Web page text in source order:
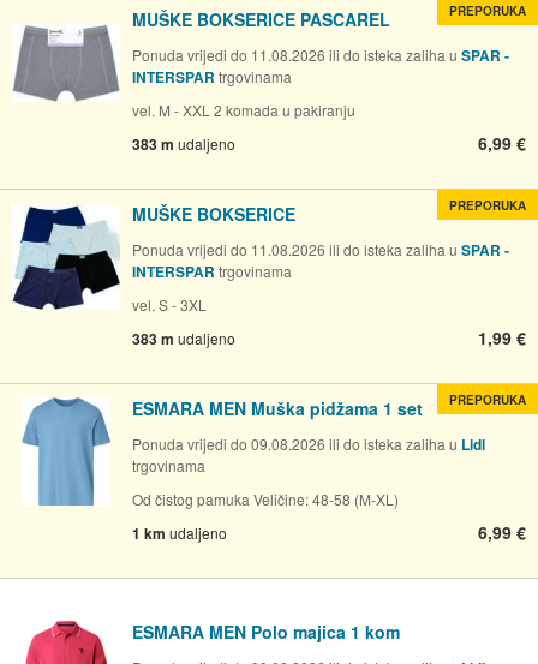
MUŠKE BOKSERICE PASCAREL
Ponuda vrijedi do 11.08.2026 ili do isteka zaliha u SPAR -
INTERSPAR trgovinama
vel. M - XXL 2 komada u pakiranju
383 m udaljeno 6,99 €
PREPORUKA
MUŠKE BOKSERICE
Ponuda vrijedi do 11.08.2026 ili do isteka zaliha u SPAR -
INTERSPAR trgovinama
vel. S - 3XL
383 m udaljeno 1,99 €
PREPORUKA
ESMARA MEN Muška pidžama 1 set
Ponuda vrijedi do 09.08.2026 ili do isteka zaliha u Lidl
trgovinama
Od čistog pamuka Veličine: 48-58 (M-XL)
1 km udaljeno 6,99 €
PREPORUKA
ESMARA MEN Polo majica 1 kom